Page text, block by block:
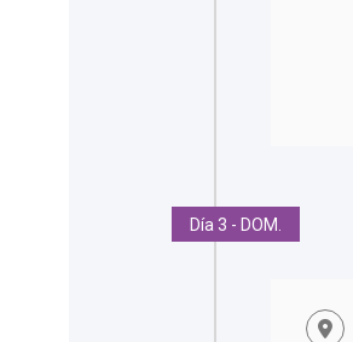
Día 3 - DOM.